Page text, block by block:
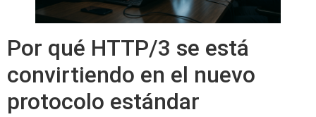
Por qué HTTP/3 se está
convirtiendo en el nuevo
protocolo estándar